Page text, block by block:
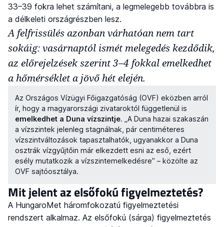
33–39 fokra lehet számítani, a legmelegebb továbbra is
a délkeleti országrészben lesz.
A felfrissülés azonban várhatóan nem tart
sokáig: vasárnaptól ismét melegedés kezdődik,
az előrejelzések szerint 3–4 fokkal emelkedhet
a hőmérséklet a jövő hét elején.
Az Országos Vízügyi Főigazgatóság (OVF) eközben arról
ír, hogy a magyarországi zivataroktól függetlenül is
emelkedhet a Duna vízszintje. „A Duna hazai szakaszán
a vízszintek jelenleg stagnálnak, pár centiméteres
vízszintváltozások tapasztalhatók, ugyanakkor a Duna
osztrák vízgyűjtőin már elkezdett esni az eső, ezért
esély mutatkozik a vízszintemelkedésre” – közölte az
OVF sajtóosztálya.
Mit jelent az elsőfokú figyelmeztetés?
A HungaroMet háromfokozatú figyelmeztetési
rendszert alkalmaz. Az elsőfokú (sárga) figyelmeztetés